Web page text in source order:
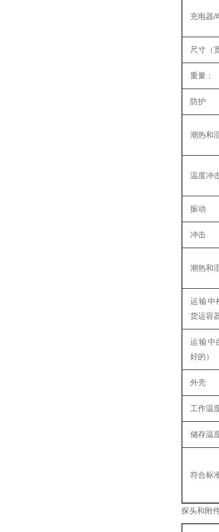
充电器/
尺寸（
重量：
防护
潮热和
温度冲
振动
冲击
潮热和
运输中
货运容
运输中
好的）
外壳
工作温
储存温
符合标
探头和附